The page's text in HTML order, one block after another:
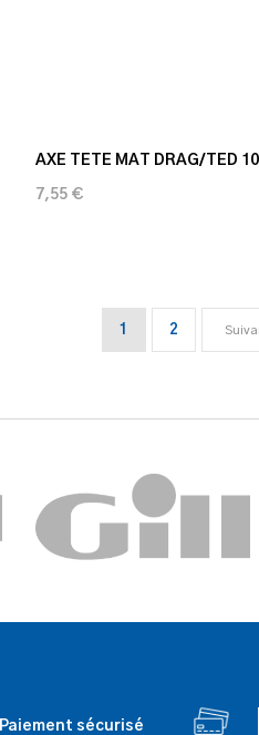
AXE TETE MAT DRAG/TED
7,55 €
1 2
Paiement sécurisé